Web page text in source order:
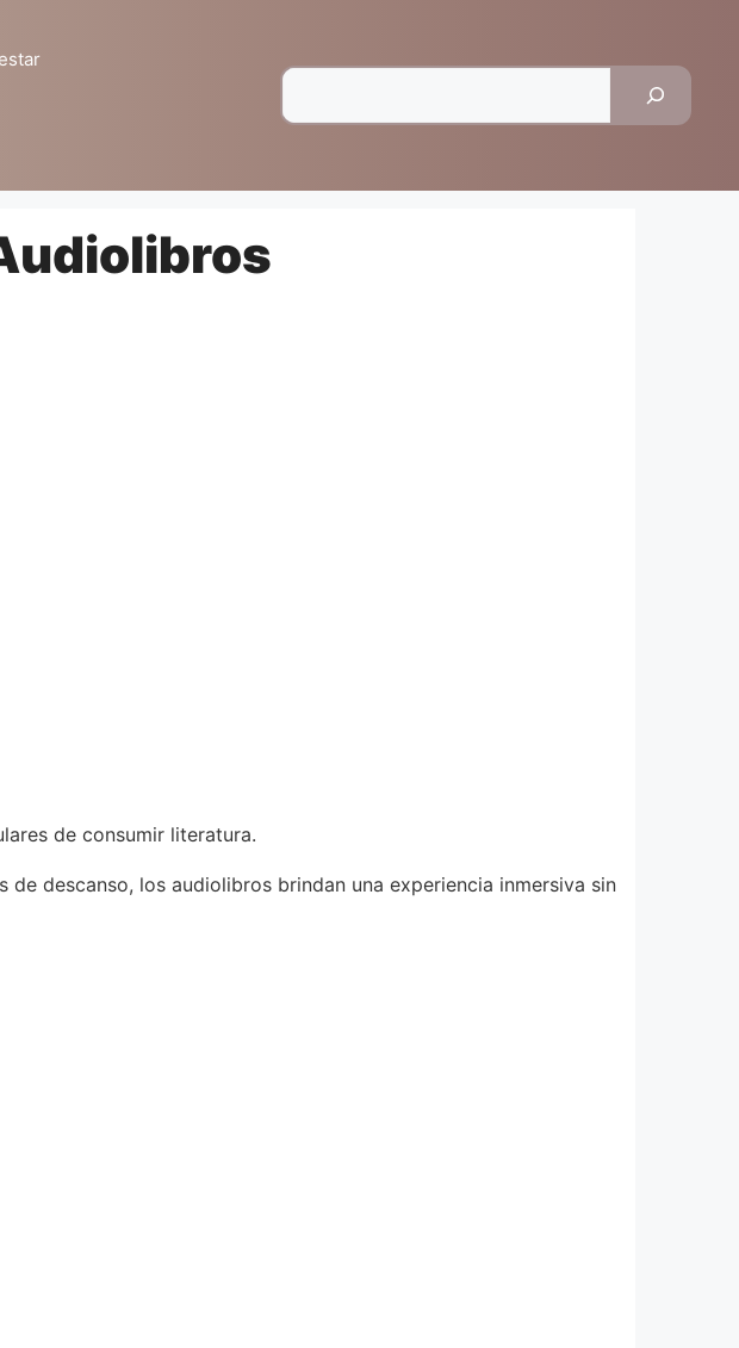
de consumir literatura.
descanso, los audiolibros brindan una experiencia inmersiva sin